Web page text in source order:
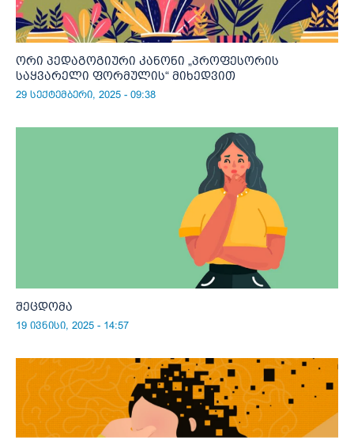
ორი პედაგოგიური კანონი „პროფესორის
საყვარელი ფორმულის“ მიხედვით
29 სექტემბერი, 2025 - 09:38
შეცდომა
19 ივნისი, 2025 - 14:57